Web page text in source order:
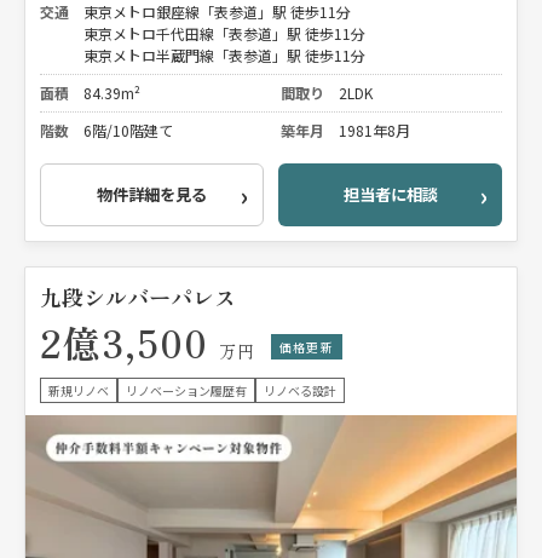
交通
東京メトロ銀座線「表参道」駅 徒歩11分
東京メトロ千代田線「表参道」駅 徒歩11分
東京メトロ半蔵門線「表参道」駅 徒歩11分
面積
84.39m² 間取り
2LDK
階数
6階/10階建て 築年月 1981年8月
物件詳細を見る 担当者に相談
九段シルバーパレス
2億3,500 万円 価格更新
新規リノベ リノベーション履歴有 リノベる設計